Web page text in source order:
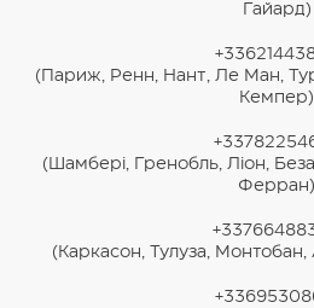
Гайард)
(Париж, Ренн, Нант, Ле Ман,
Кемпер)
(Шамбері, Гренобль, Ліон,
Ферран)
(Каркасон, Тулуза, Монтобан,